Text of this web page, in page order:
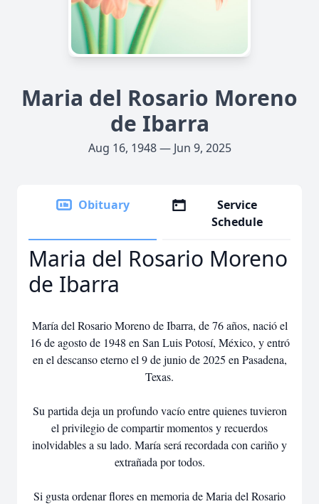
Maria del Rosario Moreno
de Ibarra
Aug 16, 1948 — Jun 9, 2025
Obituary
Service
Schedule
Maria del Rosario Moreno
de Ibarra
María del Rosario Moreno de Ibarra, de 76 años, nació el
16 de agosto de 1948 en San Luis Potosí, México, y entró
en el descanso eterno el 9 de junio de 2025 en Pasadena,
Texas.
Su partida deja un profundo vacío entre quienes tuvieron
el privilegio de compartir momentos y recuerdos
inolvidables a su lado. María será recordada con cariño y
extrañada por todos.
Si gusta ordenar flores en memoria de Maria del Rosario